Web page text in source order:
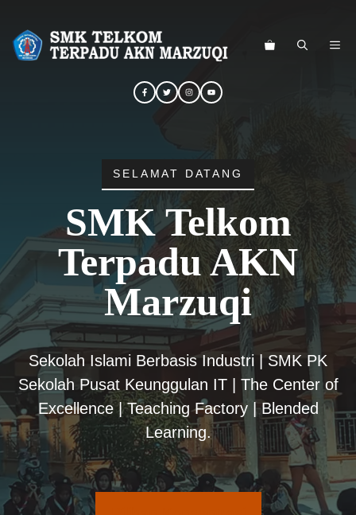
SELAMAT DATANG
SMK Telkom
Terpadu AKN
Marzuqi
Sekolah Islami Berbasis Industri | SMK PK
Sekolah Pusat Keunggulan IT | The Center of
Excellence | Teaching Factory | Blended
Learning.